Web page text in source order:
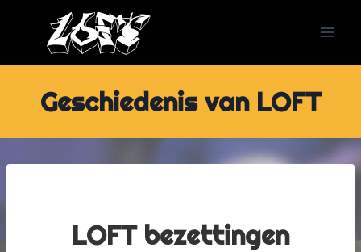
Geschiedenis van LOFT
LOFT bezettingen